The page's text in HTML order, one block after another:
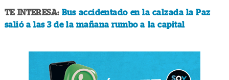
TE INTERESA:Bus accidentado en la calzada la Paz
salió a las 3 de la mañana rumbo a la capital